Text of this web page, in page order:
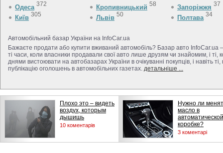
Одеса 372
Київ 305
Кропивницький 58
Львів 50
Запоріжжя 37
Полтава 34
Автомобільний базар України на InfoCar.ua
Бажаєте продати або купити вживаний автомобіль? Базар авто
ті часи, коли власники продавали свої авто лише друзям чи знайомим, і
днями вистоювати на автобазарах України в очікуванні покупців, і навіть
публікацію оголошень в автомобільних газетах. детальніше ...
Плохо это – видеть
воздух, которым
дышишь
10 коментарів
Нужно ли
масло в
автоматической
коробке?
3 коментарі